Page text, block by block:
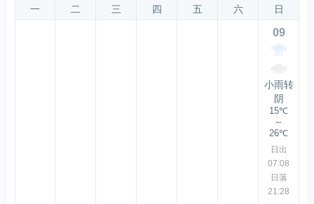
一 二 三 四 五 六 日
09
小雨转
阴
15℃
～
26℃
日出
07:08
日落
21:28